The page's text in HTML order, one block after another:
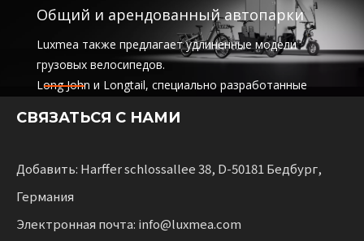
Общий и арендованный автопарки
Luxmea также предлагает удлиненные модели
грузовых велосипедов.
Long John и Longtail, специально разработанные
услуги совместного использования и аренды
функциональность
с гибкостью для предприятий, масштабирующих
СВЯЗАТЬСЯ С НАМИ
Добавить: Harffer schlossallee 38, D-50181 Бедбург,
Германия
Электронная почта: info@luxmea.com